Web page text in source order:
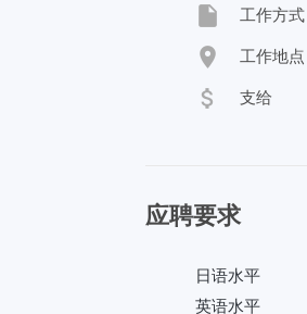
insert_drive_file 工作方式
location_on 工作地点
attach_money 支给
应聘要求
日语水平
英语水平